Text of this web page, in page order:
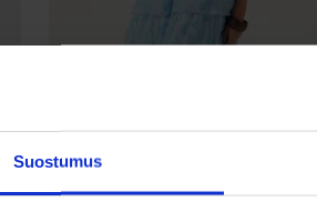
Suostumus